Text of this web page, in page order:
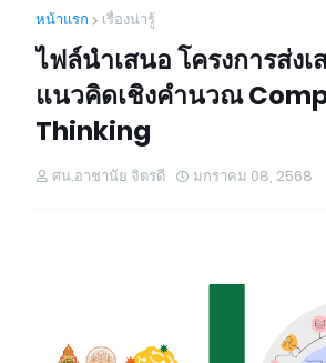
หน้าแรก เรื่องน่ารู้
ไฟล์นำเสนอ โครงการส่งเ
แนวคิดเชิงคำนวณ
Thinking
ศน.อาชานัย จิตรดี มกราคม 08, 2568